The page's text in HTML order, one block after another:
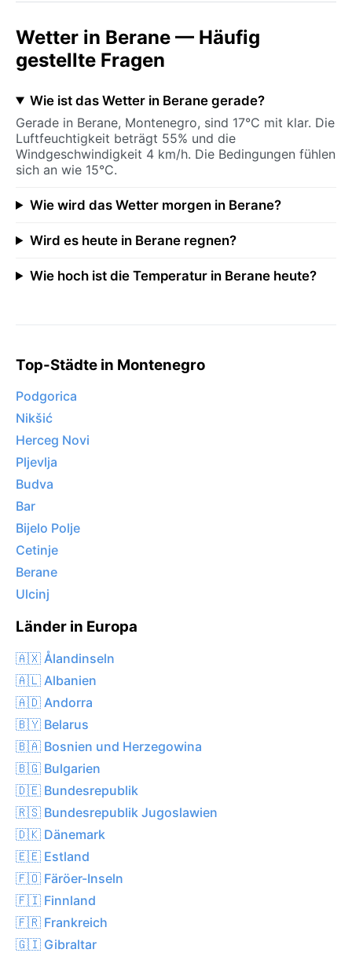
Wetter in Berane — Häufig
gestellte Fragen
Wie ist das Wetter in Berane gerade?
Gerade in Berane, Montenegro, sind 17°C mit klar. Die
Luftfeuchtigkeit beträgt 55% und die
Windgeschwindigkeit 4 km/h. Die Bedingungen fühlen
sich an wie 15°C.
Wie wird das Wetter morgen in Berane?
Wird es heute in Berane regnen?
Wie hoch ist die Temperatur in Berane heute?
Top-Städte in Montenegro
Podgorica
Nikšić
Herceg Novi
Pljevlja
Budva
Bar
Bijelo Polje
Cetinje
Berane
Ulcinj
Länder in Europa
🇦🇽 Ålandinseln
🇦🇱 Albanien
🇦🇩 Andorra
🇧🇾 Belarus
🇧🇦 Bosnien und Herzegowina
🇧🇬 Bulgarien
🇩🇪 Bundesrepublik
🇷🇸 Bundesrepublik Jugoslawien
🇩🇰 Dänemark
🇪🇪 Estland
🇫🇴 Färöer-Inseln
🇫🇮 Finnland
🇫🇷 Frankreich
🇬🇮 Gibraltar